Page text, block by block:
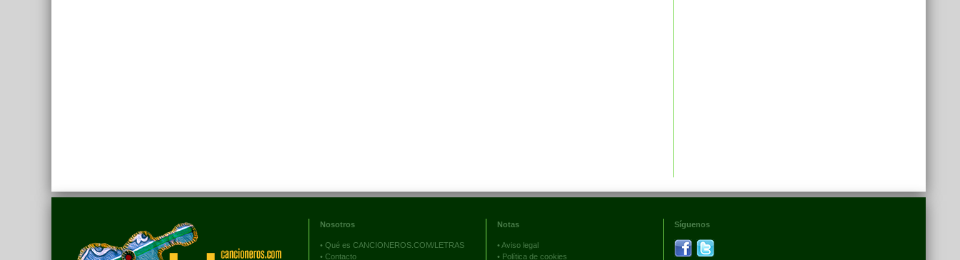
Nosotros
• Qué es CANCIONEROS.COM/LETRAS
• Contacto
Notas
•Aviso legal
• Política de cookies
Síguenos